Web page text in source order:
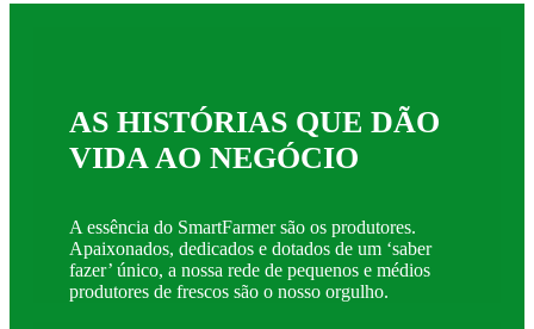
AS HISTÓRIAS QUE DÃO
VIDA AO NEGÓCIO
A essência do SmartFarmer são os produtores.
Apaixonados, dedicados e dotados de um ‘saber
fazer’ único, a nossa rede de pequenos e médios
produtores de frescos são o nosso orgulho.